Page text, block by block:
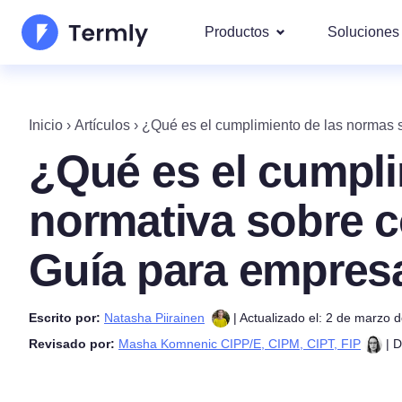
Productos
Generador de Política de
Generador de EULA
Generador de Descargo
Generador de Política
Soluciones
Por
Hoja de ruta de
Novedades Termly
Inicio › Artículos › ¿Qué es el cumplimiento de las normas
¿Qué es el
normativa sobre
Guía para
Escrito por: Natasha Piirainen
| Actualizado el: 2 de marzo
Revisado por: Masha Komnenic CIPP/E, CIPM, CIPT, FIP |